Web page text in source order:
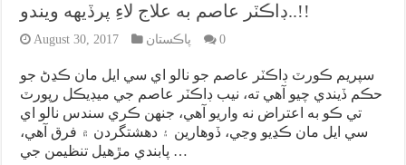
ڊاڪٽر عاصم به علاج لاءِ پرڏيهه ويندو..!!
August 30, 2017 پاڪستان 0
سپريم ڪورٽ ڊاڪٽر عاصم جو نالو اي سي ايل مان ڪڍڻ جو
حڪم ڏيندي چيو آهي ته، نيب ڊاڪٽر عاصم جي ميڊيڪل رپورٽ
تي ڪو به اعتراض نه واريو آهي، جنهن ڪري سندس نالو اي
سي ايل مان ڪڍيو وڃي، ڏوهارين ۽ دهشتگردن ۾ فرق آهي،
پابندي مڙهيل تنظيمن جي …